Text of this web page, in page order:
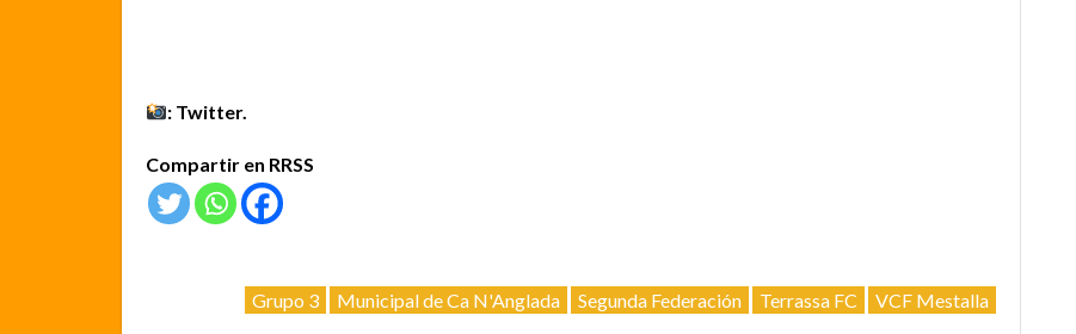
: Twitter.
Compartir en RRSS
Grupo 3 Municipal de Ca N'Anglada Segunda Federación Terrassa FC VCF Mestalla